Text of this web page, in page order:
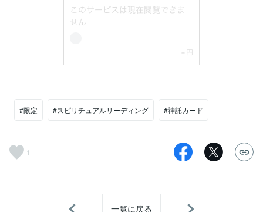
#限定 #スピリチュアルリーディング #神託カード
1
一覧に戻る